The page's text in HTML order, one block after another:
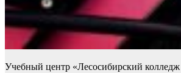
Учебный центр «Лесосибирский